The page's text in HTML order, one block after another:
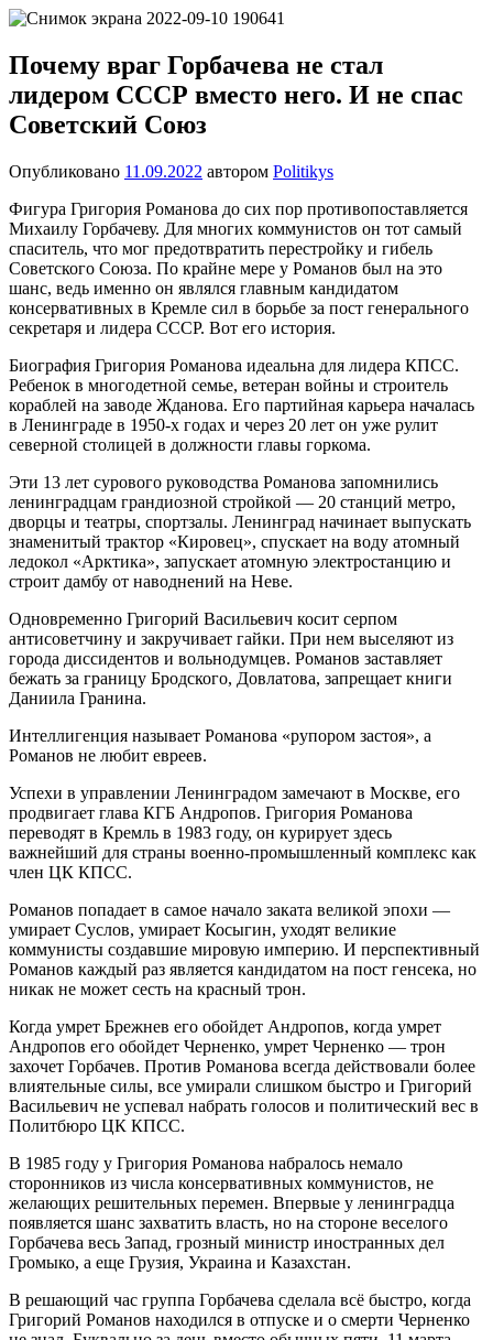
Перейти
содержимому
один
сайт
на
WordPress
Почему враг Горбачева не стал
лидером СССР вместо него. И не спас
Советский Союз
Опубликовано 11.09.2022 автором Politikys
Фигура Григория Романова до сих пор противопоставляется
Михаилу Горбачеву. Для многих коммунистов он тот самый
спаситель, что мог предотвратить перестройку и гибель
Советского Союза. По крайне мере у Романов был на это
шанс, ведь именно он являлся главным кандидатом
консервативных в Кремле сил в борьбе за пост генерального
секретаря и лидера СССР. Вот его история.
Биография Григория Романова идеальна для лидера КПСС.
Ребенок в многодетной семье, ветеран войны и строитель
кораблей на заводе Жданова. Его партийная карьера началась
в Ленинграде в 1950-х годах и через 20 лет он уже рулит
северной столицей в должности главы горкома.
Эти 13 лет сурового руководства Романова запомнились
ленинградцам грандиозной стройкой — 20 станций метро,
дворцы и театры, спортзалы. Ленинград начинает выпускать
знаменитый трактор «Кировец», спускает на воду атомный
ледокол «Арктика», запускает атомную электростанцию и
строит дамбу от наводнений на Неве.
Одновременно Григорий Васильевич косит серпом
антисоветчину и закручивает гайки. При нем выселяют из
города диссидентов и вольнодумцев. Романов заставляет
бежать за границу Бродского, Довлатова, запрещает книги
Даниила Гранина.
Интеллигенция называет Романова «рупором застоя», а
Романов не любит евреев.
Успехи в управлении Ленинградом замечают в Москве, его
продвигает глава КГБ Андропов. Григория Романова
переводят в Кремль в 1983 году, он курирует здесь
важнейший для страны военно-промышленный комплекс как
член ЦК КПСС.
Романов попадает в самое начало заката великой эпохи —
умирает Суслов, умирает Косыгин, уходят великие
коммунисты создавшие мировую империю. И перспективный
Романов каждый раз является кандидатом на пост генсека, но
никак не может сесть на красный трон.
Когда умрет Брежнев его обойдет Андропов, когда умрет
Андропов его обойдет Черненко, умрет Черненко — трон
захочет Горбачев. Против Романова всегда действовали более
влиятельные силы, все умирали слишком быстро и Григорий
Васильевич не успевал набрать голосов и политический вес в
Политбюро ЦК КПСС.
В 1985 году у Григория Романова набралось немало
сторонников из числа консервативных коммунистов, не
желающих решительных перемен. Впервые у ленинградца
появляется шанс захватить власть, но на стороне веселого
Горбачева весь Запад, грозный министр иностранных дел
Громыко, а еще Грузия, Украина и Казахстан.
В решающий час группа Горбачева сделала всё быстро, когда
Григорий Романов находился в отпуске и о смерти Черненко